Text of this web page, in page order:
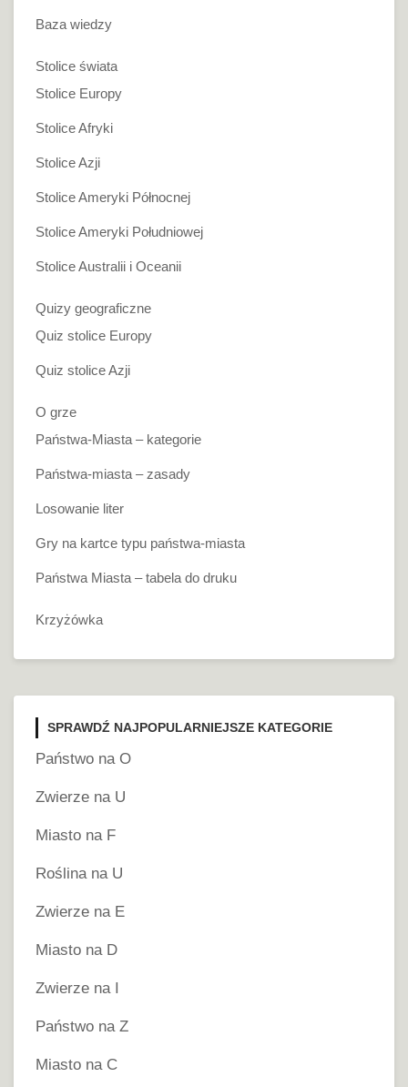
Baza wiedzy
Stolice świata
Stolice Europy
Stolice Afryki
Stolice Azji
Stolice Ameryki Północnej
Stolice Ameryki Południowej
Stolice Australii i Oceanii
Quizy geograficzne
Quiz stolice Europy
Quiz stolice Azji
O grze
Państwa-Miasta – kategorie
Państwa-miasta – zasady
Losowanie liter
Gry na kartce typu państwa-miasta
Państwa Miasta – tabela do druku
Krzyżówka
SPRAWDŹ NAJPOPULARNIEJSZE KATEGORIE
Państwo na O
Zwierze na U
Miasto na F
Roślina na U
Zwierze na E
Miasto na D
Zwierze na I
Państwo na Z
Miasto na C